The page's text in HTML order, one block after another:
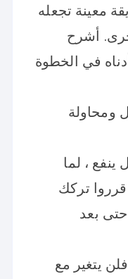
معينة تجعله
أشرح
في الخطوة
2: التسول ومحاولة
ينفع ، لما
تركك
بعد
يتغير مع